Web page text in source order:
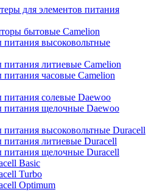
для элементов питания
бытовые Camelion
высоковольтные
литиевые Camelion
часовые Camelion
солевые Daewoo
питания щелочные Daewoo
высоковольтные Duracell
литиевые Duracell
питания щелочные Duracell
Basic
Turbo
Optimum